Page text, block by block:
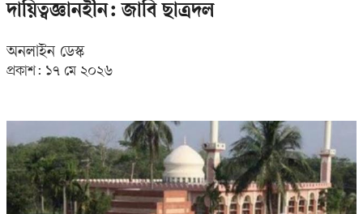
দায়িত্বজ্ঞানহীন: জাবি ছাত্রদল
অনলাইন ডেস্ক
প্রকাশ: ১৭ মে ২০২৬